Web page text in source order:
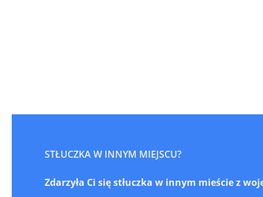
STŁUCZKA W INNYM MIEJSCU?
Zdarzyła Ci się stłuczka w innym mieście z